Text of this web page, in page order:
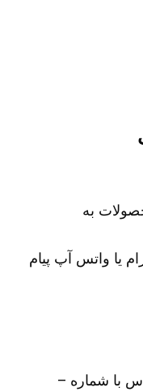
به
در تلگرام یا واتس آپ پیام
شماره –